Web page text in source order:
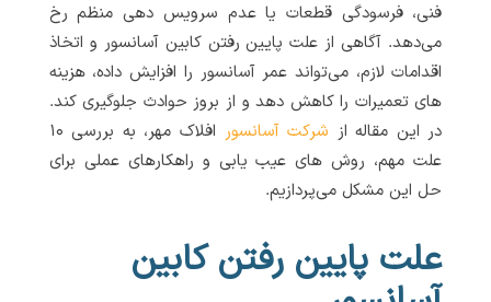
فنی، فرسودگی قطعات یا عدم سرویس‌ دهی منظم رخ
می‌دهد. آگاهی از علت پایین رفتن کابین آسانسور و اتخاذ
اقدامات لازم، می‌تواند عمر آسانسور را افزایش داده، هزینه
های تعمیرات را کاهش دهد و از بروز حوادث جلوگیری کند.
در این مقاله از شرکت آسانسور
افلاک مهر، به بررسی ۱۰
علت مهم، روش های عیب یابی و راهکارهای عملی برای
حل این مشکل می‌پردازیم.
علت پایین رفتن کابین